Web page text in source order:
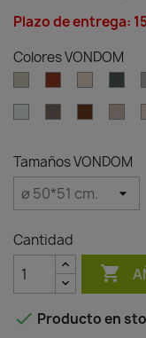
Plazo de entrega:
Colores VONDOM
Tamaños VONDOM
Cantidad

 Producto en